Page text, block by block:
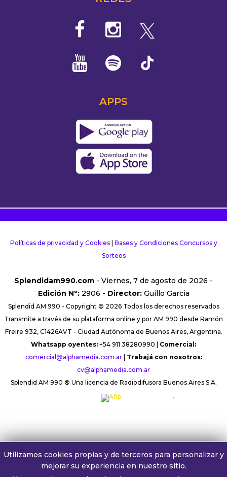
APPS
Políticas de privacidad y Cookies| Bases y Condiciones Concursos y
Sorteos
Splendidam990.com - Viernes, 7 de agosto de 2026 -
Edición Nº:2906 - Director:Guillo Garcia
Splendid AM 990 - Copyright © 2026 Todos los derechos reservados
Transmite a través de su plataforma online y por AM 990 desde Ramón
Freire 932, C1426AVT - Ciudad Autónoma de Buenos Aires, Argentina.
Whatsapp oyentes: +54 911 38280990 | Comercial:
comercial@alphamedia.com.ar| Trabajá con nosotros:
cv@alphamedia.com.ar
Splendid AM 990 ® Una licencia de Radiodifusora Buenos Aires S.A.
´
Utilizamos cookies propias y de terceros para personalizar y
mejorar su experiencia en nuestro sitio.